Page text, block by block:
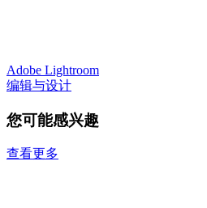
Adobe Lightroom
编辑与设计
您可能感兴趣
查看更多